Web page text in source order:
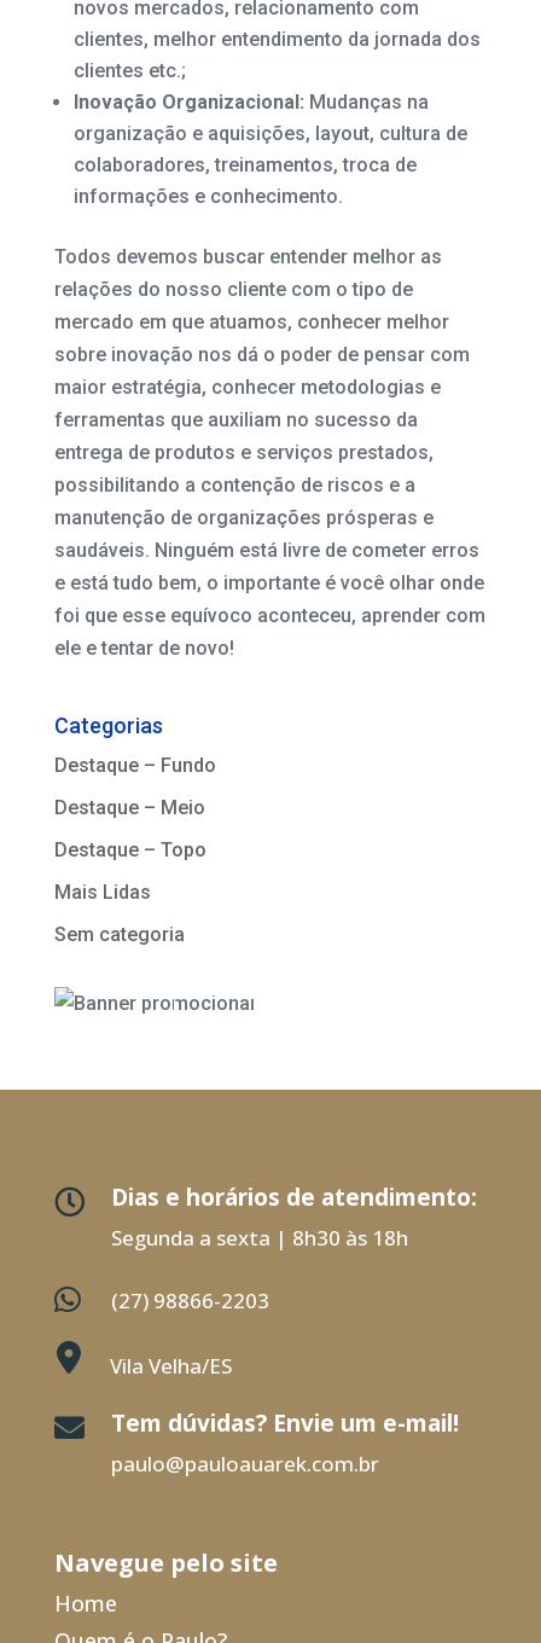
novos mercados, relacionamento com
clientes, melhor entendimento da jornada dos
clientes etc.;
Inovação Organizacional: Mudanças na
organização e aquisições, layout, cultura de
colaboradores, treinamentos, troca de
informações e conhecimento.
Todos devemos buscar entender melhor as
relações do nosso cliente com o tipo de
mercado em que atuamos, conhecer melhor
sobre inovação nos dá o poder de pensar com
maior estratégia, conhecer metodologias e
ferramentas que auxiliam no sucesso da
entrega de produtos e serviços prestados,
possibilitando a contenção de riscos e a
manutenção de organizações prósperas e
saudáveis. Ninguém está livre de cometer erros
e está tudo bem, o importante é você olhar onde
foi que esse equívoco aconteceu, aprender com
ele e tentar de novo!
Categorias
Destaque – Fundo
Destaque – Meio
Destaque – Topo
Mais Lidas
Sem categoria
VER MAIS SOBRE
 Dias e horários de atendimento:
Segunda a sexta | 8h30 às 18h
 (27) 98866-2203
Vila Velha/ES
 Tem dúvidas? Envie um e-mail!
paulo@pauloauarek.com.br
Navegue pelo site
Home